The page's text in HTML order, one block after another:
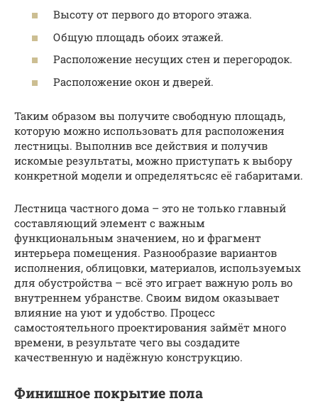
Высоту от первого до второго этажа.
Общую площадь обоих этажей.
Расположение несущих стен и перегородок.
Расположение окон и дверей.
Таким образом вы получите свободную площадь,
которую можно использовать для расположения
лестницы. Выполнив все действия и получив
искомые результаты, можно приступать к выбору
конкретной модели и определятьсяс её габаритами.
Лестница частного дома – это не только главный
составляющий элемент с важным
функциональным значением, но и фрагмент
интерьера помещения. Разнообразие вариантов
исполнения, облицовки, материалов, используемых
для обустройства – всё это играет важную роль во
внутреннем убранстве. Своим видом оказывает
влияние на уют и удобство. Процесс
самостоятельного проектирования займёт много
времени, в результате чего вы создадите
качественную и надёжную конструкцию.
Финишное покрытие пола